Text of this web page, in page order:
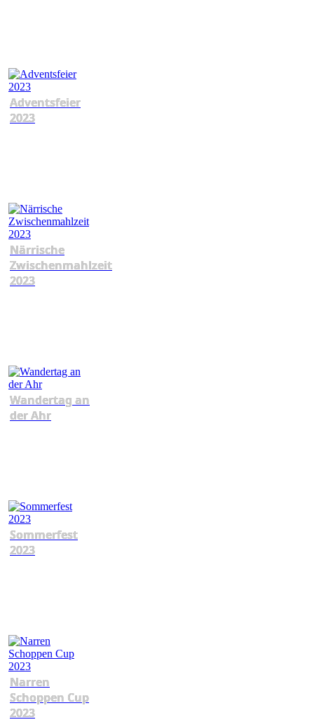
Adventsfeier
2023
Närrische
Zwischenmahlzeit
2023
Wandertag an
der Ahr
Sommerfest
2023
Narren
Schoppen Cup
2023